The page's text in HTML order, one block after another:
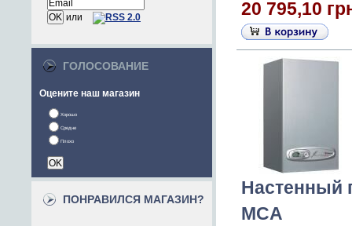
или
ГОЛОСОВАНИЕ
Оцените наш магазин
Хорошо
Средне
Плохо
ПОНРАВИЛСЯ МАГАЗИН?
20 795,10
Настенный
MCA